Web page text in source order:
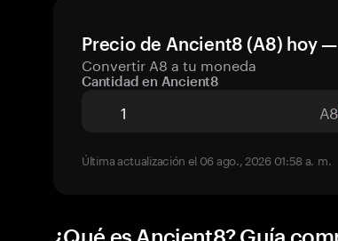
Precio de Ancient8 (A8) hoy
Convertir A8 a tu moneda
Cantidad en Ancient8
Última actualización el 06 ago., 2026 01:58 a. m.